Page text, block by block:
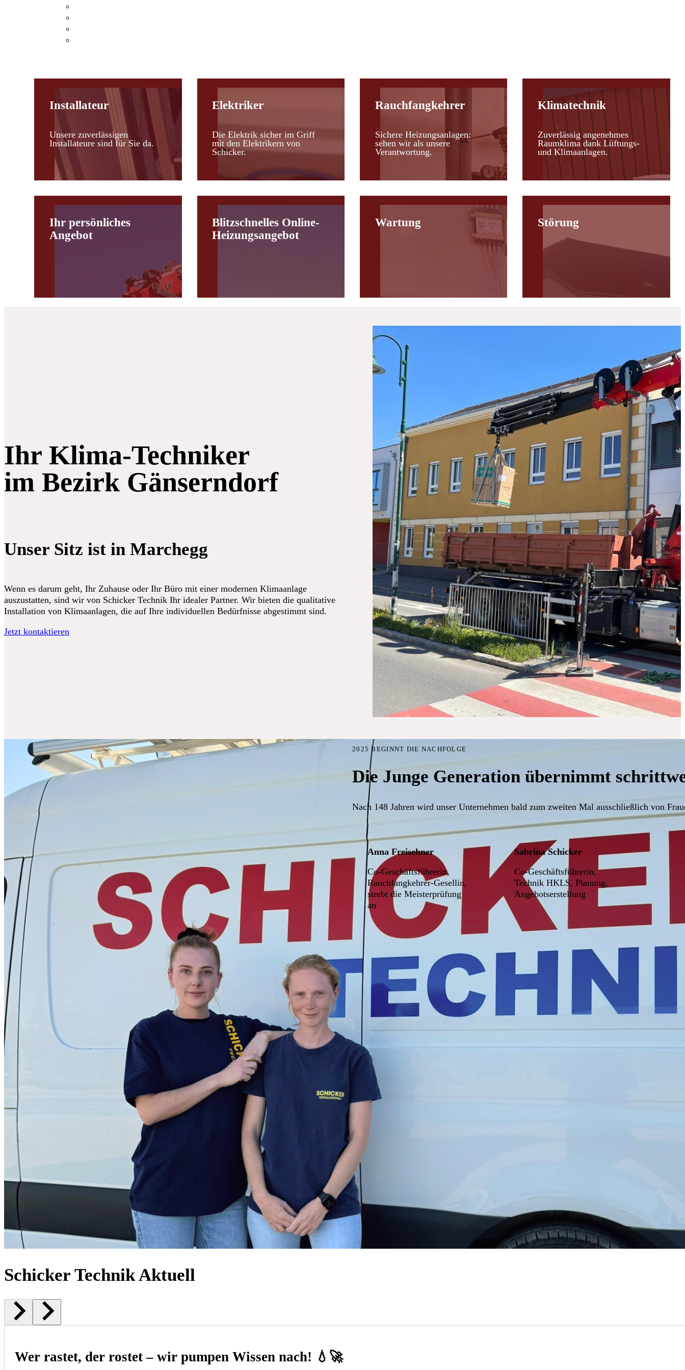
Installateur
Unsere zuverlässigen
Installateure sind für Sie da.
Elektriker
Die Elektrik sicher im Griff
mit den Elektrikern von
Schicker.
Rauchfangkehrer
Sichere Heizungsanlagen:
sehen wir als unsere
Verantwortung.
Klimatechnik
Zuverlässig angenehmes
Raumklima dank Lüftungs-
und Klimaanlagen.
Ihr persönliches
Angebot
Blitzschnelles Online-
Heizungsangebot
Wartung Störung
Ihr Klima-Techniker
im Bezirk Gänserndorf
Unser Sitz ist in Marchegg
Wenn es darum geht, Ihr Zuhause oder Ihr Büro mit einer modernen Klimaanlage
auszustatten, sind wir von Schicker Technik Ihr idealer Partner. Wir bieten die qualitative
Installation von Klimaanlagen, die auf Ihre individuellen Bedürfnisse abgestimmt sind.
Jetzt kontaktieren
2025 BEGINNT DIE NACHFOLGE
Die Junge Generation übernimmt
Nach 148 Jahren wird unser Unternehmen bald zum zweiten Mal ausschließlich von
Anna Freisehner
Co-Geschäftsführerin,
Rauchfangkehrer-Gesellin,
strebt die Meisterprüfung
an
Sabrina Schicker
Co-Geschäftsführerin,
Technik HKLS, Planung,
Angebotserstellung
Schicker Technik Aktuell
Wer rastet, der rostet – wir pumpen Wissen nach! 💧🚀